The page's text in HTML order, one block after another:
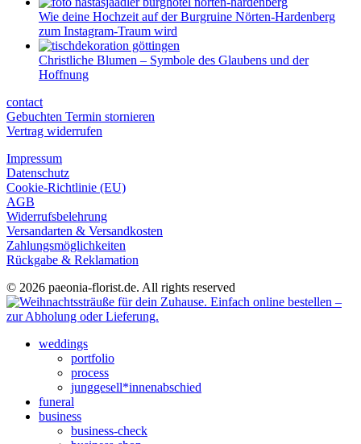
Wie deine Hochzeit auf der Burgruine Nörten-Hardenberg
zum Instagram-Traum wird
Christliche Blumen – Symbole des Glaubens und der
Hoffnung
contact
Gebuchten Termin stornieren
Vertrag widerrufen
Impressum
Datenschutz
Cookie-Richtlinie (EU)
AGB
Widerrufsbelehrung
Versandarten & Versandkosten
Zahlungsmöglichkeiten
Rückgabe & Reklamation
© 2026 paeonia-florist.de. All rights reserved
weddings
portfolio
process
junggesell*innenabschied
funeral
business
business-check